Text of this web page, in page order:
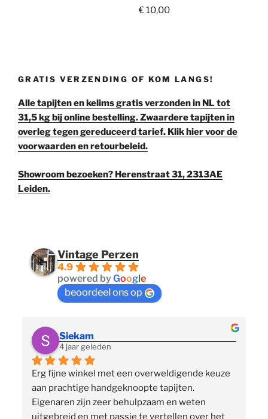
€10,00
GRATIS VERZENDING OF KOM LANGS!
Alle tapijten en kelims gratis verzonden in NL tot
31,5 kg bij online bestelling. Zwaardere tapijten in
overleg tegen gereduceerd tarief. Klik hier voor de
voorwaarden en retourbeleid.
Showroom bezoeken? Herenstraat 31, 2313AE
Leiden.
Vintage Perzen
4.9
powered byGoogle
beoordeel ons op
Siekam
4 jaar geleden
Erg fijne winkel met een overweldigende keuze
aan prachtige handgeknoopte tapijten.
Eigenaren zijn zeer behulpzaam en weten
uitgebreid en met passie te vertellen over het